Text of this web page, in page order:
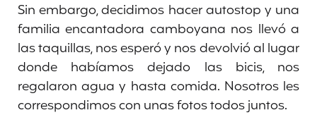
Sin embargo, decidimos hacer autostop y una
familia encantadora camboyana nos llevó a
las taquillas, nos esperó y nos devolvió al lugar
donde habíamos dejado las bicis, nos
regalaron agua y hasta comida. Nosotros les
correspondimos con unas fotos todos juntos.